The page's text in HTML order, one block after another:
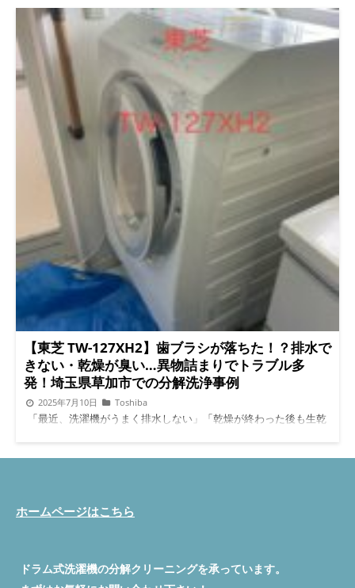
式洗濯機の内部汚れがかなり溜まりやすいです。 衣類に付いた
毛は洗濯中に剥がれ落ち、水と一緒に機械内部へ流れていきま
す。 フィルターで取りきれなかった細かい毛が、 乾燥経路 排水
経路 ドラム裏 このあたりに蓄積していきます。 最初は問題あり
ませんが、数年かけて徐々に詰まり、 乾燥が弱い 排水エラー 臭
い こういった症状として表面化します。 乾燥が弱くなった本当
の原因 まず確認したのは乾燥経路です。 表面のフィルターはし
っかり掃除されていました。 しかし奥を確認すると、猫の毛と
ホコリがびっしり詰まっていました。 ここまで詰まると温風が
うまく循環しません。 つまり風が衣類まで届かず、乾燥時間が
どんどん長くなります。 フィルター掃除だけでは取れない場所
なので、気付かない方がほとんどです。 排水異常の原因は内部
のヘドロ汚れ 次に排水エラー。 ドラム内部に水が残る状態でし
た。 分解して確認すると、 糸くず 猫の毛 洗剤カス これらが混
ざり、粘土のように固まっていました。 排水経路が細くなり、
水が流れにくくなっていた状態です。 このまま使用するとエラ
ーが頻発し、最終的には完全に排水できなくなります。 ドラム
内部の汚れは想像以上 さらにドラム内部を確認。 見えない部分
に汚れがかなり溜まっていました。 ここまで蓄積すると、 乾燥
効率低下 臭い 排水不良 すべてに影響します。 「まだ使えるから
大丈夫」と思っていると、ある日一気に症状が出ます。 脱水カ
バー周辺も重要なポイント 脱水カバー周辺も確認。 この部分に
汚れが溜まると水の流れが悪くなります。 普段見えない場所な
ので、ほとんどの方が気付きません。 分解して初めて分かる場
所です。 作業後の変化 分解クリーニング後は 乾燥時間改善 排水
エラー解消 臭い軽減 すべて正常に戻りました。 「新品みたいで
すね」 と喜んでいただけました。 よくある質問 Q. フィルター掃
除していれば大丈夫？ フィルター掃除はとても大切ですが、内
まりやすいです。毛は軽く奥まで入り込みやすいため、2〜3年で
るケースが非常に多いです。 Q. 乾燥が弱くなったら買い替え？
すぐ買い替える必要はありません。内部詰まりが原因なら、清掃
神奈川からもご依頼いただいています。 今回のまとめ 日立BD-
SX110Eで 乾燥が弱い 排水エラー 猫の毛が気になる この症状が
計です。 この記事では、異物混入トラブルの原因・症状・注意
点・対処方法を初心者向けに解説します。 さらに、実際の施工
事例への内部リンクも紹介しています。 ドラム式洗濯機が異物
で詰まりやすい理由 ドラム式洗濯機は見た目以上に内部構造が
複雑で、異物が詰まりやすい特徴があります。 排水ホースが長
く曲がりが多い ドラム下部にポンプユニットが密集している 乾
燥経路が密閉されて湿気やホコリがたまりやすい これにより、
歯ブラシやマスク、靴下などの小さな異物でも、ポンプ手前やホ
ースの曲がり部分に引っかかり排水不良や乾燥不良を引き起こし
ます。 歯ブラシが落ちた場合のリスク 歯ブラシは細長く硬いた
め、落ちると次のようなトラブルを引き起こします： ポンプ羽
根に挟まって異音や回転停止 排水ホース内で引っかかり排水不
良 モーターに負荷がかかり、保護停止やエラー表示 こうした場
合、無理に運転すると修理だけでは済まず、部品交換が必要にな
ることもあります。 実際の事例はこちらで確認できます：【東
芝 TW-127XH2】歯ブラシ落下で排水できない事例 マスクを洗う
際の注意点 最近はマスクを洗濯して再利用する方もいますが、
注意が必要です。 マスクのゴムや不織布は軽く、乾燥時に排水
口や乾燥経路に吸い込まれることがあります。 さらに、繊維が
フィルターや乾燥経路に絡むと乾燥不良や異臭の原因になりま
す。 対策： 必ず洗濯ネットに入れる 脱水前にフタを開けて確認
する 軽いものは単体で入れず、他の洗濯物とまとめてネットに
入れる 歯ブラシで内部を掃除しても意味がない フィルターのホ
コリを歯ブラシで掃除しても、表面しかきれいになりません。
内部のヒートポンプや乾燥ダクトのカバー内の汚れは、専門業者
による分解クリーニングでないと取り除けません。 湿気やカビ
が原因で乾燥不良になることも 内部のカバーやドラム槽の汚れ
は、湿気を吸うことでカビ汚れになります。 その結果、 洗濯物
なります。 分解クリーニングが必要なサイン 洗濯物が乾かない
トラブルをまとめて解決できます。 自宅でできる応急処置 電源
を切り、コードを抜く 排水フィルターを外して目視確認 残水は
洗面台周辺の小物を確認 小物やマスクは洗濯ネットに入れる 子
どもやペットがいる家庭はドアを閉める 歯ブラシやマスクを落
【東芝 TW-127XH2】歯ブラシが落ちた！？排水で
きない・乾燥が臭い…異物詰まりでトラブル多
発！埼玉県草加市での分解洗浄事例
2025年7月10日 Toshiba
「最近、洗濯機がうまく排水しない」「乾燥が終わった後も生乾
に、「歯ブラシ落下」「排水異常」「マスク詰まり」がどのよう
の？ 排水できない本当の原因 マスクが引き起こす見えない詰ま
り 分解洗浄の流れと作業内容 草加市を中心とした対応エリア よ
ホームページはこちら
ドラム式洗濯機の分解クリーニングを承っています。